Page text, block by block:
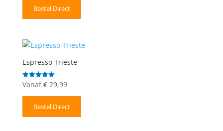
Bestel Direct
Espresso Trieste
Gewaardeerd
5.00
uit 5
Vanaf €29,99
Bestel Direct